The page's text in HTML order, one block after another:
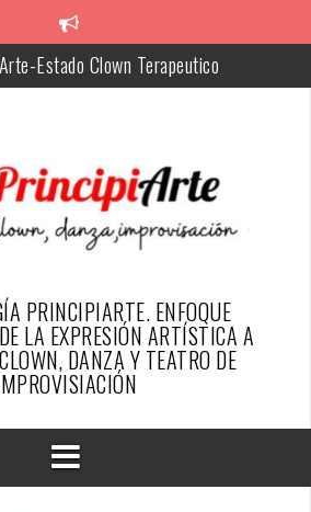
Estado Clown Terapeutico
de la metodología PrincipiArte
Resumen del proyecto
EL ENFOQUE TERAPÉUTICO DE
ARTICULO REVISTA ESFINGE
DE ALGUN@S PRINCIPIARTES
PRINCIPIARTE. ENFOQUE
LA EXPRESIÓN ARTÍSTICA A
DANZA Y TEATRO DE